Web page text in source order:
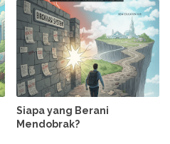
Siapa yang Berani
Mendobrak?